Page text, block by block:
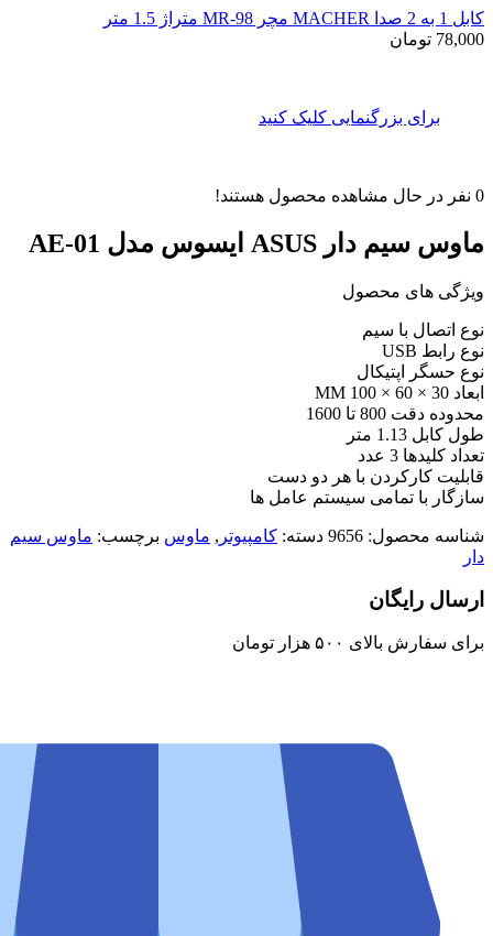
کابل 1 به 2 صدا MACHER مچر MR-98 متراژ 1.5 متر
78,000 تومان
برای بزرگنمایی کلیک کنید
0 نفر در حال مشاهده محصول هستند!
ماوس سیم دار ASUS ایسوس مدل AE-01
ویژگی های محصول
نوع اتصال با سیم
نوع رابط USB
نوع حسگر اپتیکال
ابعاد 30 × 60 × 100 MM
محدوده دقت 800 تا 1600
طول کابل 1.13 متر
تعداد کلیدها 3 عدد
قابلیت کارکردن با هر دو دست
سازگار با تمامی سیستم عامل ها
شناسه محصول: 9656 دسته: کامپیوتر , ماوس برچسب: ماوس سیم
دار
ارسال رایگان
برای سفارش‌ بالای ۵۰۰ هزار تومان